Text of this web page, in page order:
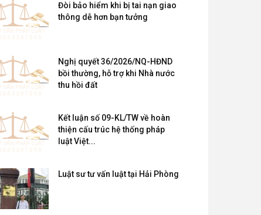
Đòi bảo hiểm khi bị tai nạn giao
thông dễ hơn bạn tưởng
Nghị quyết 36/2026/NQ-HĐND
bồi thường, hỗ trợ khi Nhà nước
thu hồi đất
Kết luận số 09-KL/TW về hoàn
thiện cấu trúc hệ thống pháp
luật Việt...
Luật sư tư vấn luật tại Hải Phòng